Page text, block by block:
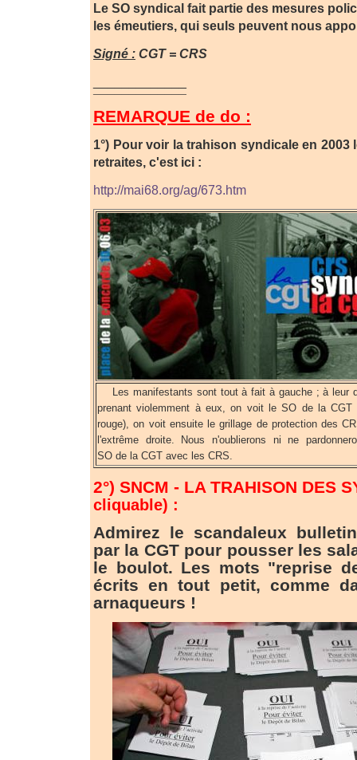
Le SO syndical fait partie des mesures
les émeutiers, qui seuls peuvent nous
Signé : CGT = CRS
¯¯¯¯¯¯¯¯¯¯¯¯¯
REMARQUE de do :
1°) Pour voir la trahison syndicale en
retraites, c'est ici :
http://mai68.org/ag/673.htm
Les manifestants sont tout à fait à gauche ; à leur
prenant violemment à eux, on voit le SO de la CGT
rouge), on voit ensuite le grillage de protection des
l'extrême droite. Nous n'oublierons ni ne
SO de la CGT avec les CRS.
2°) SNCM - LA TRAHISON DES
cliquable) :
Admirez le scandaleux
par la CGT pour pousser les
le boulot. Les mots "reprise
écrits en tout petit, comme
arnaqueurs !